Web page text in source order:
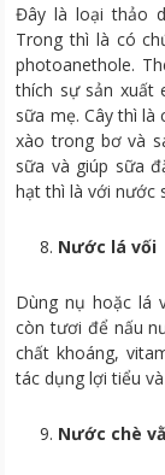
Đây là loại thảo
Trong thì là có
photoanethole.
thích sự sản xuất
sữa mẹ. Cây thì là
xào trong bơ và
sữa và giúp sữa
hạt thì là với nước
Nước lá vối
Dùng nụ hoặc lá
còn tươi để nấu
chất khoáng,
tác dụng lợi tiểu
Nước chè